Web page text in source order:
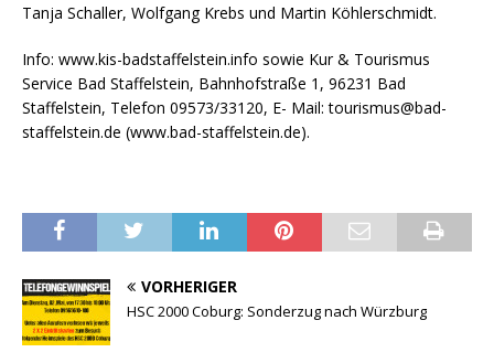
Tanja Schaller, Wolfgang Krebs und Martin Köhlerschmidt.
Info: www.kis-badstaffelstein.info sowie Kur & Tourismus
Service Bad Staffelstein, Bahnhofstraße 1, 96231 Bad
Staffelstein, Telefon 09573/33120, E- Mail: tourismus@bad-
staffelstein.de (www.bad-staffelstein.de).
VORHERIGER
HSC 2000 Coburg: Sonderzug nach Würzburg